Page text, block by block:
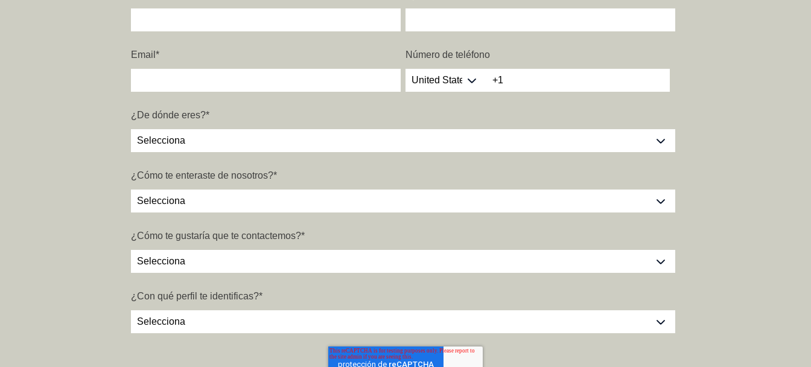
Email * Número de teléfono
¿De dónde eres?*
¿Cómo te enteraste de nosotros?*
¿Cómo te gustaría que te contactemos?*
¿Con qué perfil te identificas?*